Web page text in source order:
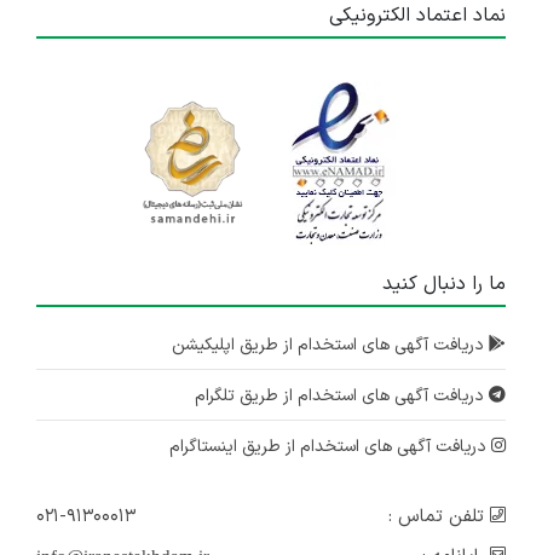
نماد اعتماد الکترونیکی
ما را دنبال کنید
دریافت آگهی های استخدام از طریق اپلیکیشن
دریافت آگهی های استخدام از طریق تلگرام
دریافت آگهی های استخدام از طریق اینستاگرام
تلفن تماس :
۰۲۱-۹۱۳۰۰۰۱۳